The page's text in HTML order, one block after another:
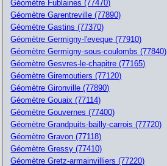
Géomètre Fublaines (77470)
Géomètre Garentreville (77890)
Géomètre Gastins (77370)
Géomètre Germigny-l'eveque (77910)
Géomètre Germigny-sous-coulombs (77840)
Géomètre Gesvres-le-chapitre (77165)
Géomètre Giremoutiers (77120)
Géomètre Gironville (77890)
Géomètre Gouaix (77114)
Géomètre Gouvernes (77400)
Géomètre Grandpuits-bailly-carrois (77720)
Géomètre Gravon (77118)
Géomètre Gressy (77410)
Géomètre Gretz-armainvilliers (77220)